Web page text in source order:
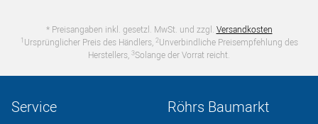
* Preisangaben inkl. gesetzl. MwSt. und zzgl. Versandkosten
1 Ursprünglicher Preis des Händlers, 2Unverbindliche Preisempfehlung des
Herstellers, 3Solange der Vorrat reicht.
Service Röhrs Baumarkt